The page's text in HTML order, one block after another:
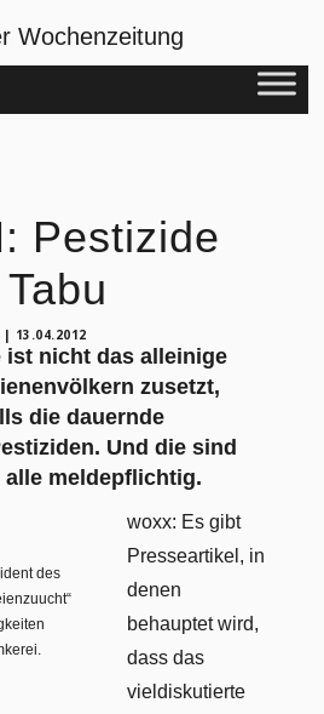
Wochenzeitung
Pestizide
| 13.04.2012
ist nicht das alleinige
zusetzt,
die dauernde
Und die sind
meldepflichtig.
des
woxx: Es gibt
Presseartikel, in
denen
behauptet wird,
dass das
vieldiskutierte